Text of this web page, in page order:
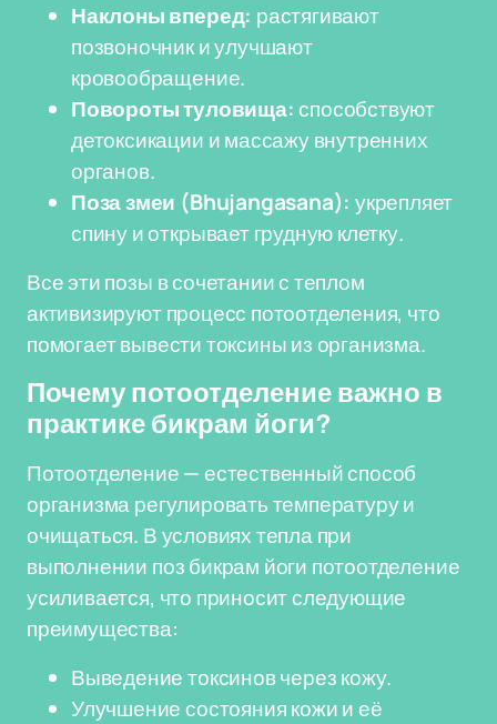
Наклоны вперед: растягивают
позвоночник и улучшают
кровообращение.
Повороты туловища:способствуют
детоксикации и массажу внутренних
органов.
Поза змеи (Bhujangasana): укрепляет
спину и открывает грудную клетку.
Все эти позы в сочетании с теплом
активизируют процесс потоотделения, что
помогает вывести токсины из организма.
Почему потоотделение важно в
практике бикрам йоги?
Потоотделение — естественный способ
организма регулировать температуру и
очищаться. В условиях тепла при
выполнении поз бикрам йоги потоотделение
усиливается, что приносит следующие
преимущества:
Выведение токсинов через кожу.
Улучшение состояния кожи и её